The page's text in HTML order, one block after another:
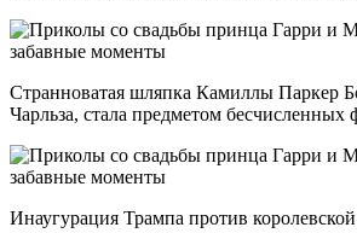
Странноватая шляпка Камиллы Паркер
Чарльза, стала предметом бесчисленных
Инаугурация Трампа против